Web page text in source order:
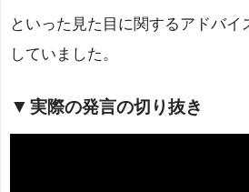
といった見た目に関するアドバイ
していました。
実際の発言の切り抜き